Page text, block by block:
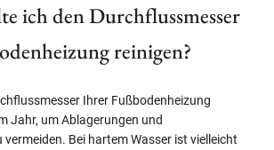
ich den Durchflussmesser
reinigen?
Ihrer Fußbodenheizung
Jahr, um Ablagerungen und
vermeiden. Bei hartem Wasser ist vielleicht